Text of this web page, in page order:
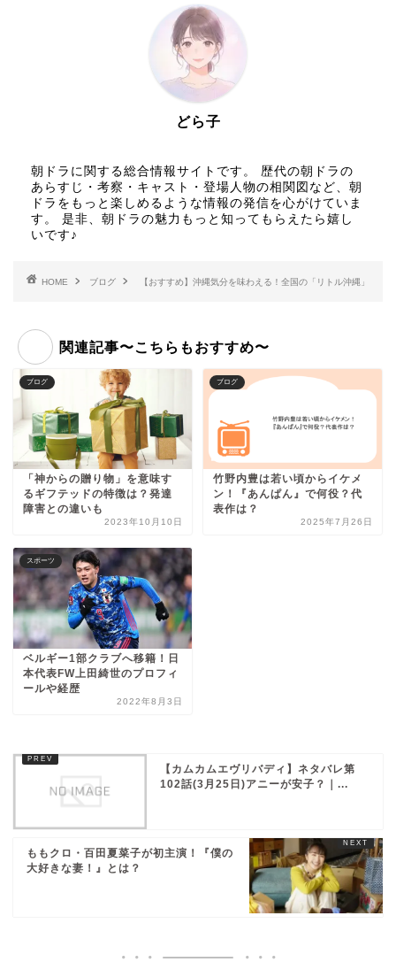
どら子
朝ドラに関する総合情報サイトです。 歴代の朝ドラの
あらすじ・考察・キャスト・登場人物の相関図など、朝
ドラをもっと楽しめるような情報の発信を心がけていま
す。 是非、朝ドラの魅力もっと知ってもらえたら嬉し
いです♪
HOME ブログ 【おすすめ】沖縄気分を味わえる！全国の「リトル沖縄」
関連記事〜こちらもおすすめ〜
ブログ
「神からの贈り物」を意味す
るギフテッドの特徴は？発達
障害との違いも
2023年10月10日
ブログ
竹野内豊は若い頃からイケメ
ン！『あんぱん』で何役？代
表作は？
2025年7月26日
スポーツ
ベルギー1部クラブへ移籍！日
本代表FW上田綺世のプロフィ
ールや経歴
2022年8月3日
【カムカムエヴリバディ】ネタバレ第
102話(3月25日)アニーが安子？｜...
ももクロ・百田夏菜子が初主演！『僕の
大好きな妻！』とは？